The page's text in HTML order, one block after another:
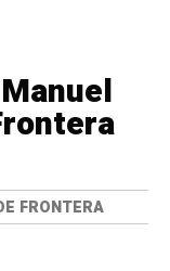
FRONTERA